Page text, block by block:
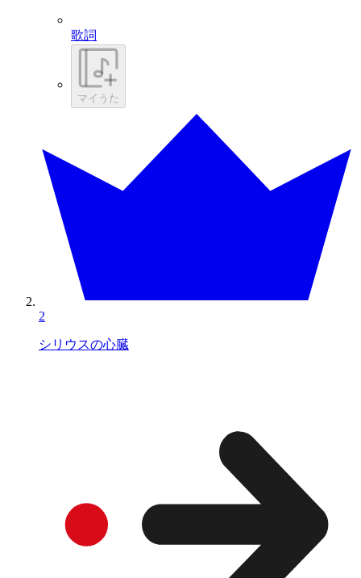
歌詞
マイうた
2
シリウスの心臓